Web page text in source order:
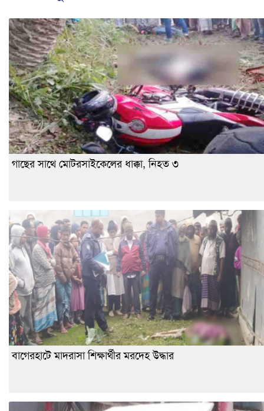
গাছের সাথে মোটরসাইকেলের ধাক্কা, নিহত ৩
বাগেরহাটে মাদরাসা শিক্ষার্থীর মরদেহ উদ্ধার